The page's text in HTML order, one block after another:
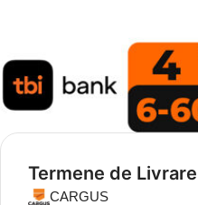
Termene de Livrare
CARGUS